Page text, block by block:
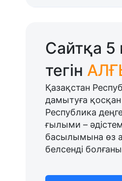
Сайтқа 5
тегін
Қазақстан
дамытуға
Республика
ғылыми –
басылымына өз
белсенді